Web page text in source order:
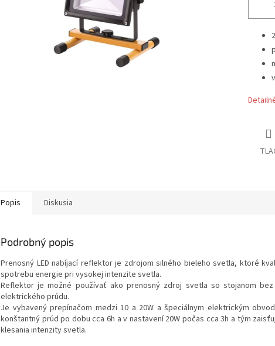
Popis Diskusia
Podrobný popis
Prenosný LED nabíjací reflektor je zdrojom silného bieleho svetla, ktoré
spotrebu energie pri vysokej intenzite svetla.
Reflektor je možné používať ako prenosný zdroj svetla so stojanom
elektrického prúdu.
Je vybavený prepínačom medzi 10 a 20W a špeciálnym elektrickým
konštantný prúd po dobu cca 6h a v nastavení 20W počas cca 3h a tým
klesania intenzity svetla.